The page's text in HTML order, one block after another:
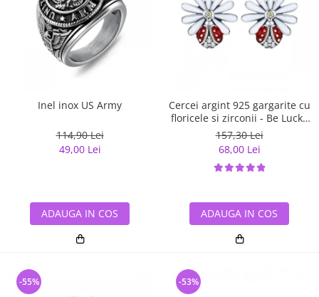
Inel inox US Army
114,90 Lei
49,00 Lei
ADAUGA IN COS
Cercei argint 925 gargarite cu
floricele si zirconii - Be Lucky
EST0022
157,30 Lei
68,00 Lei
ADAUGA IN COS
-55% -53%